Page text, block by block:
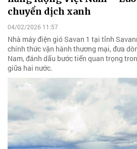
chuyển dịch xanh
04/02/2026 11:57
Nhà máy điện gió Savan 1 tại tỉnh
chính thức vận hành thương mại, đưa
Nam, đánh dấu bước tiến quan trọng
giữa hai nước.